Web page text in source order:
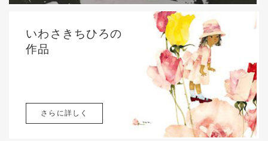
いわさきちひろの
作品
さらに詳しく